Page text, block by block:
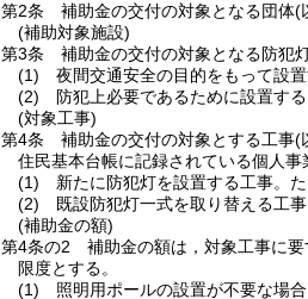
第2条
補助金の交付の対象となる団体(
(補助対象施設)
第3条
補助金の交付の対象となる防犯
(1)
夜間交通安全の目的をもって設
(2)
防犯上必要であるために設置す
(対象工事)
第4条
補助金の交付の対象とする工事(
住民基本台帳に記録されている個人事
(1)
新たに防犯灯を設置する工事。
(2)
既設防犯灯一式を取り替える工事
(補助金の額)
第4条の2
補助金の額は，対象工事に
限度とする。
(1)
照明用ポールの設置が不要な場